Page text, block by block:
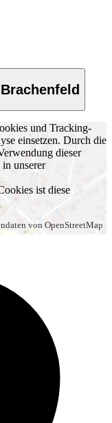
und Tracking-
einsetzen. Durch die
dieser
unserer
ist diese